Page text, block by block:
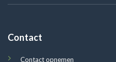
Contact
Contact opnemen